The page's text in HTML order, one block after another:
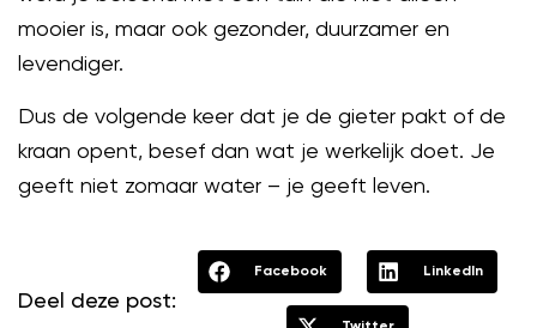
mooier is, maar ook gezonder, duurzamer en
levendiger.
Dus de volgende keer dat je de gieter pakt of de
kraan opent, besef dan wat je werkelijk doet. Je
geeft niet zomaar water – je geeft leven.
Deel deze post:
Facebook LinkedIn